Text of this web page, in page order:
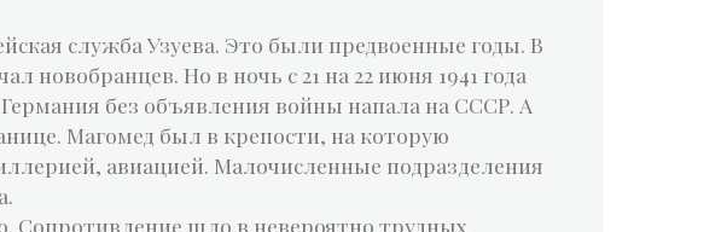
служба Узуева. Это были предвоенные годы. В
новобранцев. Но в ночь с 21 на 22 июня 1941 года
без объявления войны напала на СССР. А
Магомед был в крепости, на которую
авиацией. Малочисленные подразделения
Сопротивление шло в невероятно трудных